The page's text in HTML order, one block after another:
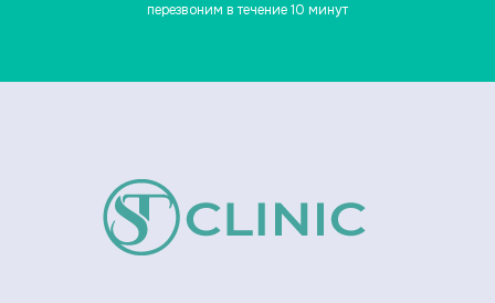
перезвоним в течение 10 минут